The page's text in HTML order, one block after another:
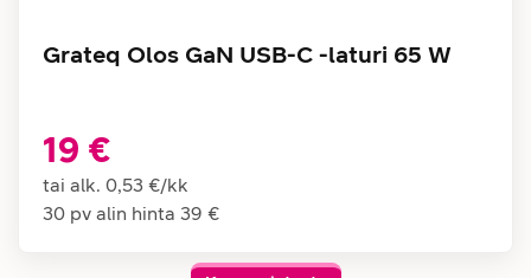
Grateq Olos GaN USB-C -laturi 65 W
19 €
tai alk. 0,53 €/kk
30 pv alin hinta 39 €